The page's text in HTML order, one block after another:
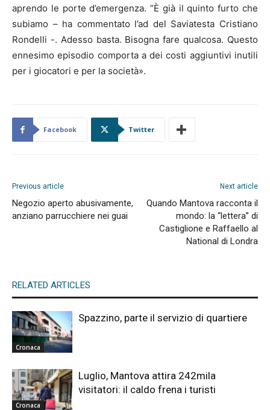
aprendo le porte d’emergenza. “È già il quinto furto che
subiamo – ha commentato l’ad del Saviatesta Cristiano
Rondelli -. Adesso basta. Bisogna fare qualcosa. Questo
ennesimo episodio comporta a dei costi aggiuntivi inutili
per i giocatori e per la società».
Facebook Twitter
Previous article
Negozio aperto abusivamente,
anziano parrucchiere nei guai
Next article
Quando Mantova racconta il
mondo: la “lettera” di
Castiglione e Raffaello al
National di Londra
RELATED ARTICLES
Cronaca
Spazzino, parte il servizio di quartiere
Cronaca
Luglio, Mantova attira 242mila
visitatori: il caldo frena i turisti